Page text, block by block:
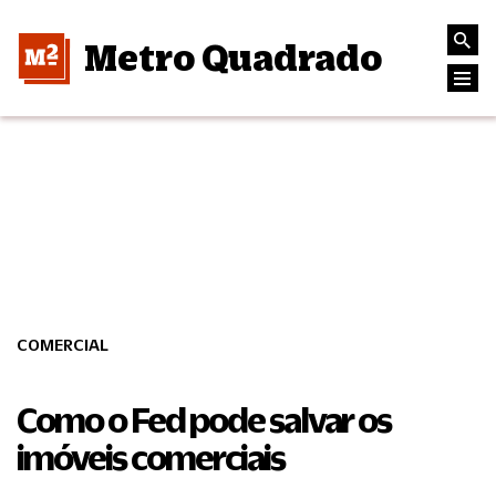
Metro Quadrado
COMERCIAL
Como o Fed pode salvar os
imóveis comerciais